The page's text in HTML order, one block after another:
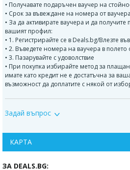
• Получавате подаръчен ваучер на
• Срок за въвеждане на номера от
• За да активирате ваучера и да получите
вашият профил:
• 1. Регистрирайте се в Deals.bg/Влезте
• 2. Въведете номера на ваучера в полето
• 3. Пазарувайте с удоволствие
• При покупка избирайте метод за
имате като кредит не е достатъчна за
възможност да доплатите с някой от
Задай въпрос
КАРТА
ЗА DEALS.BG: